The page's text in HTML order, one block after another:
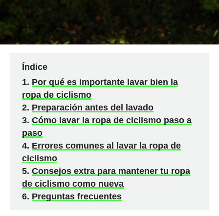
Índice
Por qué es importante lavar bien la
ropa de ciclismo
Preparación antes del lavado
Cómo lavar la ropa de ciclismo paso a
paso
Errores comunes al lavar la ropa de
ciclismo
Consejos extra para mantener tu ropa
de ciclismo como nueva
Preguntas frecuentes